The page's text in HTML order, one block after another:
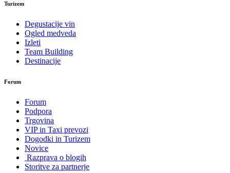
Turizem
Degustacije vin
Ogled medveda
Izleti
Team Building
Destinacije
Forum
Forum
Podpora
Trgovina
VIP in Taxi prevozi
Dogodki in Turizem
Novice
Razprava o blogih
Storitve za partnerje